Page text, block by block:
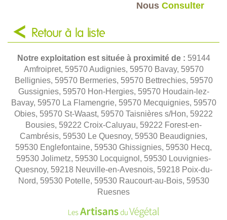
Nous Consulter
Retour à la liste
Notre exploitation est située à proximité de : 59144
Amfroipret, 59570 Audignies, 59570 Bavay, 59570
Bellignies, 59570 Bermeries, 59570 Bettrechies, 59570
Gussignies, 59570 Hon-Hergies, 59570 Houdain-lez-
Bavay, 59570 La Flamengrie, 59570 Mecquignies, 59570
Obies, 59570 St-Waast, 59570 Taisnières s/Hon, 59222
Bousies, 59222 Croix-Caluyau, 59222 Forest-en-
Cambrésis, 59530 Le Quesnoy, 59530 Beaudignies,
59530 Englefontaine, 59530 Ghissignies, 59530 Hecq,
59530 Jolimetz, 59530 Locquignol, 59530 Louvignies-
Quesnoy, 59218 Neuville-en-Avesnois, 59218 Poix-du-
Nord, 59530 Potelle, 59530 Raucourt-au-Bois, 59530
Ruesnes